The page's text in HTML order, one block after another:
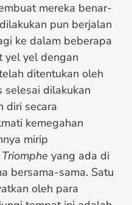
mereka benar-
pun berjalan
ke dalam beberapa
yel yel dengan
ditentukan oleh
selesai dilakukan
diri secara
kemegahan
mirip
yang ada di
bersama-sama. Satu
oleh para